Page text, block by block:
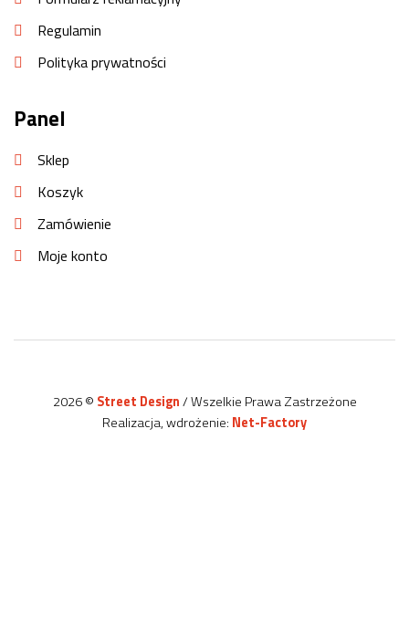
Regulamin
Polityka prywatności
Panel
Sklep
Koszyk
Zamówienie
Moje konto
2026 © Street Design/ Wszelkie Prawa Zastrzeżone
Realizacja, wdrożenie: Net-Factory